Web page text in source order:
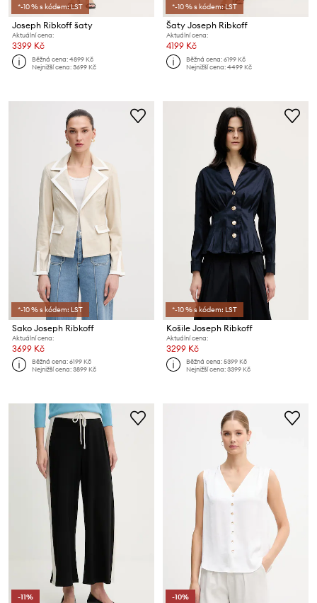
*-10 % s kódem: LST
Joseph Ribkoff šaty
Aktuální cena:
3399 Kč
Běžná cena:4899 Kč
Nejnižší cena:3699 Kč
*-10 % s kódem: LST
Šaty Joseph Ribkoff
Aktuální cena:
4199 Kč
Běžná cena:6199 Kč
Nejnižší cena:4499 Kč
*-10 % s kódem: LST
Sako Joseph Ribkoff
Aktuální cena:
3699 Kč
Běžná cena:6199 Kč
Nejnižší cena:3899 Kč
*-10 % s kódem: LST
Košile Joseph Ribkoff
Aktuální cena:
3299 Kč
Běžná cena:5399 Kč
Nejnižší cena:3399 Kč
-11%
-10%